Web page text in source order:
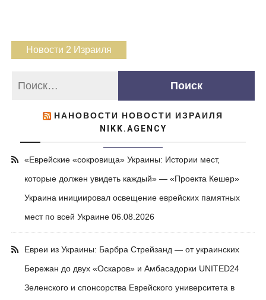
Новости 2 Израиля
НАНОВОСТИ НОВОСТИ ИЗРАИЛЯ
NIKK.AGENCY
«Еврейские «сокровища» Украины: Истории мест,
которые должен увидеть каждый» — «Проекта Кешер»
Украина инициировал освещение еврейских памятных
мест по всей Украине 06.08.2026
Евреи из Украины: Барбра Стрейзанд — от украинских
Бережан до двух «Оскаров» и Амбасадорки UNITED24
Зеленского и спонсорства Еврейского университета в